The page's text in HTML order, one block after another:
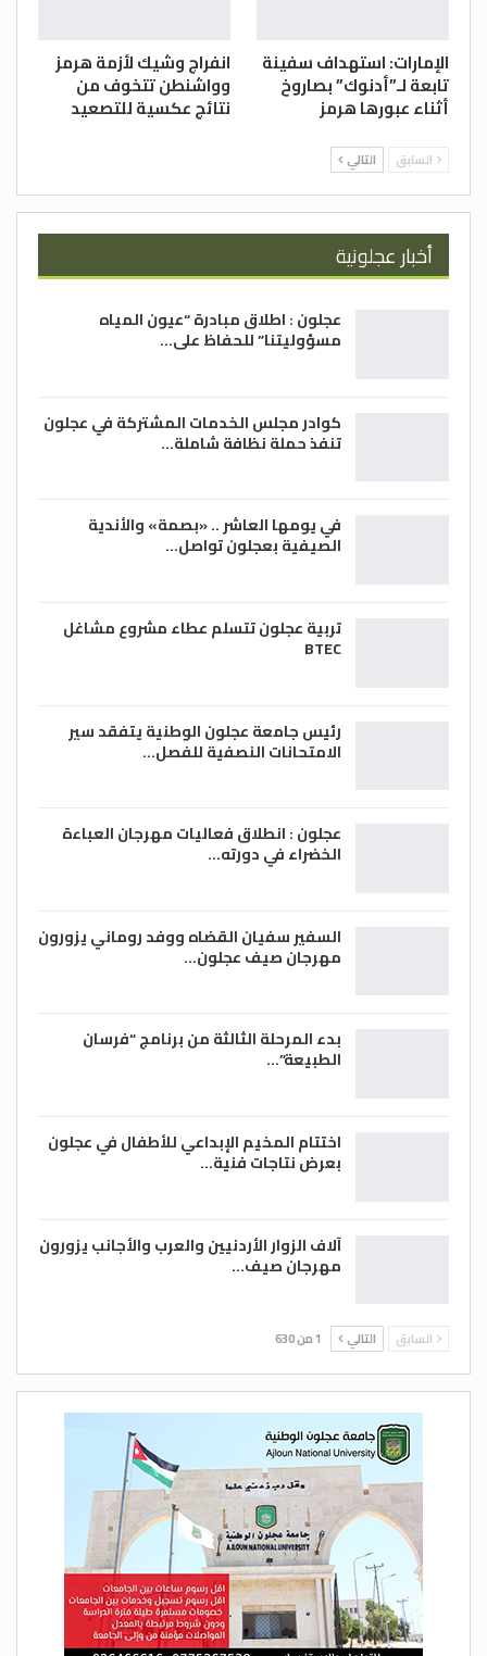
الإمارات: استهداف سفينة
تابعة لـ”أدنوك” بصاروخ
أثناء عبورها هرمز
انفراج وشيك لأزمة هرمز
وواشنطن تتخوف من
نتائج عكسية للتصعيد
السابق التالي
أخبار عجلونية
عجلون : اطلاق مبادرة “عيون المياه
مسؤوليتنا” للحفاظ على…
كوادر مجلس الخدمات المشتركة في عجلون
تنفذ حملة نظافة شاملة…
في يومها العاشر .. «بصمة» والأندية
الصيفية بعجلون تواصل…
تربية عجلون تتسلم عطاء مشروع مشاغل
BTEC
رئيس جامعة عجلون الوطنية يتفقد سير
الامتحانات النصفية للفصل…
عجلون : انطلاق فعاليات مهرجان العباءة
الخضراء في دورته…
السفير سفيان القضاه ووفد روماني يزورون
مهرجان صيف عجلون…
بدء المرحلة الثالثة من برنامج “فرسان
الطبيعة”…
اختتام المخيم الإبداعي للأطفال في عجلون
بعرض نتاجات فنية…
آلاف الزوار الأردنيين والعرب والأجانب يزورون
مهرجان صيف…
السابق التالي 1 من 630